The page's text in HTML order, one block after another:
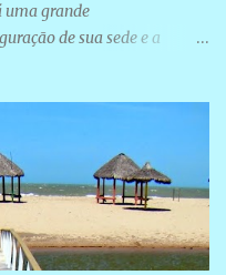
uma grande
de sua sede e a